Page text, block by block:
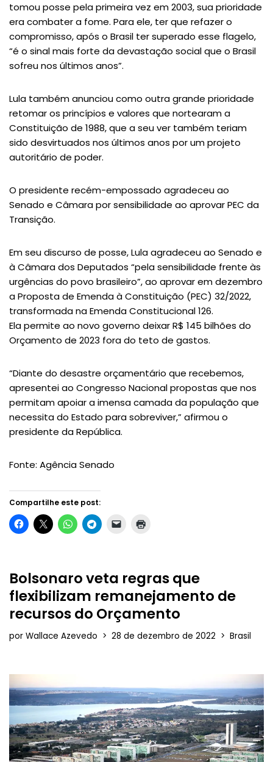
tomou posse pela primeira vez em 2003, sua prioridade
era combater a fome. Para ele, ter que refazer o
compromisso, após o Brasil ter superado esse flagelo,
“é o sinal mais forte da devastação social que o Brasil
sofreu nos últimos anos”.
Lula também anunciou como outra grande prioridade
retomar os princípios e valores que nortearam a
Constituição de 1988, que a seu ver também teriam
sido desvirtuados nos últimos anos por um projeto
autoritário de poder.
O presidente recém-empossado agradeceu ao
Senado e Câmara por sensibilidade ao aprovar PEC da
Transição.
Em seu discurso de posse, Lula agradeceu ao Senado e
à Câmara dos Deputados “pela sensibilidade frente às
urgências do povo brasileiro”, ao aprovar em dezembro
a Proposta de Emenda à Constituição (PEC) 32/2022,
transformada na Emenda Constitucional 126.
Ela permite ao novo governo deixar R$ 145 bilhões do
Orçamento de 2023 fora do teto de gastos.
“Diante do desastre orçamentário que recebemos,
apresentei ao Congresso Nacional propostas que nos
permitam apoiar a imensa camada da população que
necessita do Estado para sobreviver,” afirmou o
presidente da República.
Fonte: Agência Senado
Compartilhe este post:
Bolsonaro veta regras que
flexibilizam remanejamento de
recursos do Orçamento
por Wallace Azevedo 28 de dezembro de 2022 Brasil